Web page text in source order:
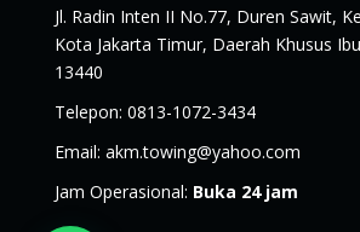
Jl. Radin Inten II No.77, Duren Sawit,
Kota Jakarta Timur, Daerah Khusus
13440
Telepon: 0813-1072-3434
Email: akm.towing@yahoo.com
Jam Operasional: Buka 24 jam